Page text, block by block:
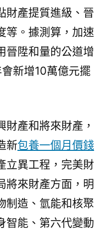
財產提質進級、晉
等。據測算，加速
晉陞和量的公道增
新增10萬億元擺
產和將來財產，
新包養一個月價錢
立異工程，完美財
將來財產方面，明
制造、氫能和核聚
智能、第六代變動